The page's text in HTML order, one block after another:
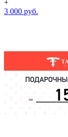
+
3 000 руб.